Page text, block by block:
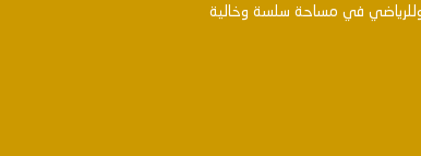
وللرياضي في مساحة سلسة وخالية